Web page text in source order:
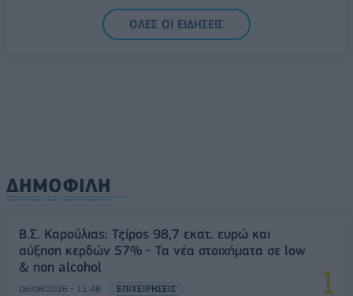
ΟΛΕΣ ΟΙ ΕΙΔΗΣΕΙΣ
ΔΗΜΟΦΙΛΗ
Β.Σ. Καρούλιας: Τζίρος 98,7 εκατ. ευρώ και
αύξηση κερδών 57% - Τα νέα στοιχήματα σε low
& non alcohol
06/08/2026 - 11:48 ΕΠΙΧΕΙΡΗΣΕΙΣ